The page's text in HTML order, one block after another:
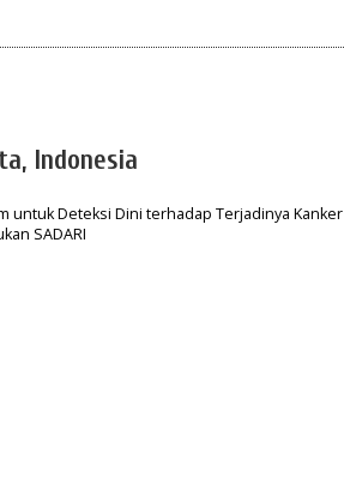
Indonesia
untuk Deteksi Dini terhadap Terjadinya Kanker
SADARI